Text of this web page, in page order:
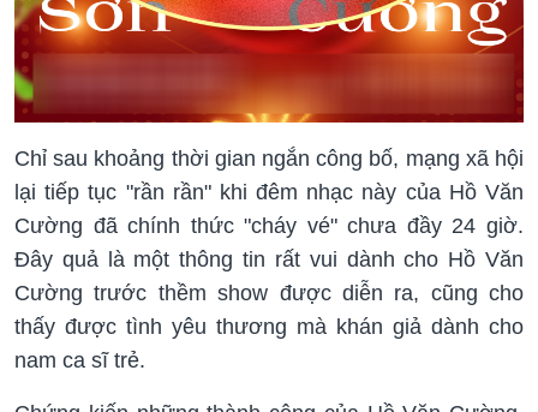
Chỉ sau khoảng thời gian ngắn công bố, mạng xã hội
lại tiếp tục "rần rần" khi đêm nhạc này của Hồ Văn
Cường đã chính thức "cháy vé" chưa đầy 24 giờ.
Đây quả là một thông tin rất vui dành cho Hồ Văn
Cường trước thềm show được diễn ra, cũng cho
thấy được tình yêu thương mà khán giả dành cho
nam ca sĩ trẻ.